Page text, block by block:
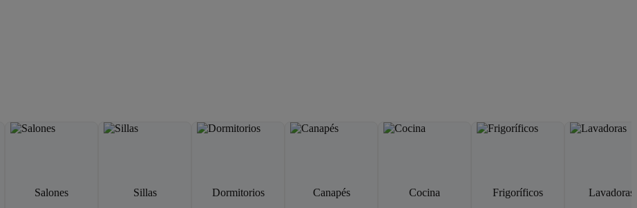
Salones Sillas Dormitorios Canapés Cocina Frigoríficos Lavadoras